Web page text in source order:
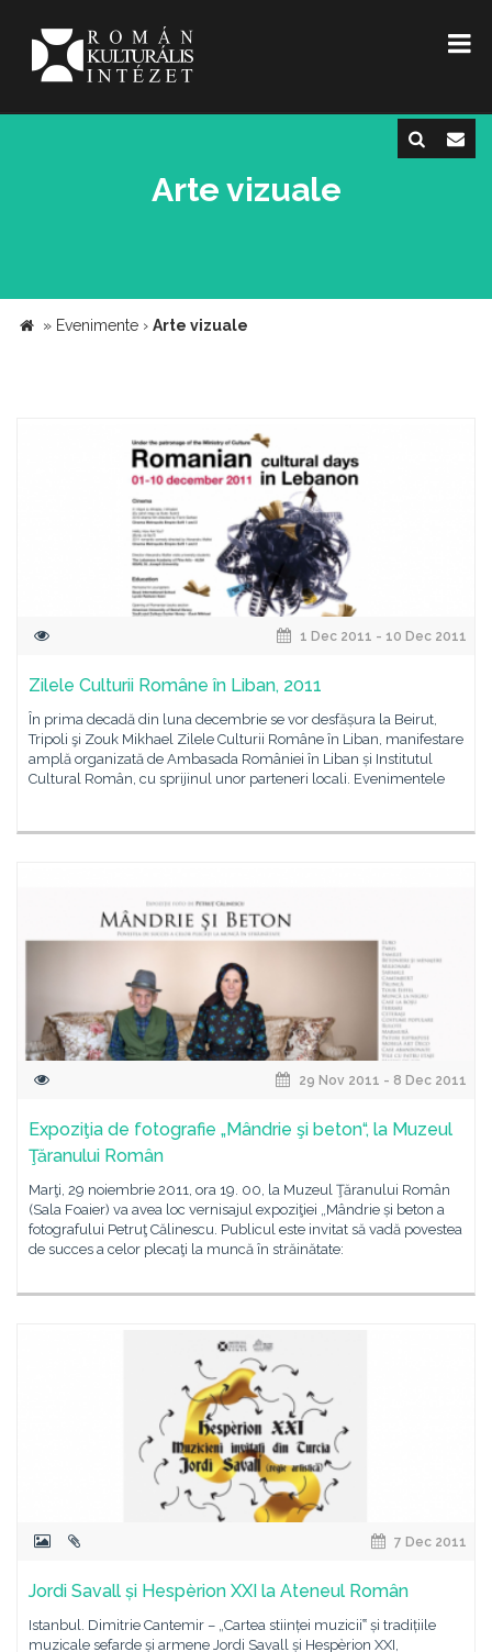
Arte vizuale
» Evenimente › Arte vizuale
1 Dec 2011 - 10 Dec 2011
Zilele Culturii Române în Liban, 2011
În prima decadă din luna decembrie se vor desfășura la Beirut,
Tripoli şi Zouk Mikhael Zilele Culturii Române în Liban, manifestare
amplă organizată de Ambasada României în Liban și Institutul
Cultural Român, cu sprijinul unor parteneri locali. Evenimentele
29 Nov 2011 - 8 Dec 2011
Expoziţia de fotografie „Mândrie şi beton“, la Muzeul
Ţăranului Român
Marţi, 29 noiembrie 2011, ora 19. 00, la Muzeul Ţăranului Român
(Sala Foaier) va avea loc vernisajul expoziţiei „Mândrie și beton a
fotografului Petruţ Călinescu. Publicul este invitat să vadă povestea
de succes a celor plecaţi la muncă în străinătate:
7 Dec 2011
Jordi Savall și Hespèrion XXI la Ateneul Român
Istanbul. Dimitrie Cantemir – „Cartea stiinței muzicii‟ și tradițiile
muzicale sefarde și armene Jordi Savall și Hespèrion XXI,